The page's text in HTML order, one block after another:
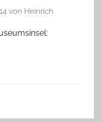
von Heinrich